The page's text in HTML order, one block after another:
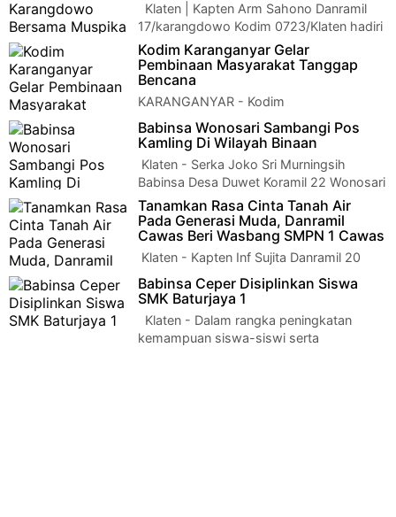
Klaten | Kapten Arm Sahono Danramil
17/karangdowo Kodim 0723/Klaten hadiri
senam bersama lintas sektoral Keca…
Kodim Karanganyar Gelar
Pembinaan Masyarakat Tanggap
Bencana
KARANGANYAR - Kodim
0727/Karanganyar menyelenggarakan
kegiatan pembinaan masyarakat tanggap bencana tahun 2022.
Dengan m…
Babinsa Wonosari Sambangi Pos
Kamling Di Wilayah Binaan
Klaten - Serka Joko Sri Murningsih
Babinsa Desa Duwet Koramil 22 Wonosari
Kodim 0723 Klaten menyambangi pos ronda Dukuh…
Tanamkan Rasa Cinta Tanah Air
Pada Generasi Muda, Danramil
Cawas Beri Wasbang SMPN 1 Cawas
Klaten - Kapten Inf Sujita Danramil 20
Cawas Kodim 0723 Klaten memberikan
Wawasan Kebangsaan (Wasbang) dan Cinta Tanah …
Babinsa Ceper Disiplinkan Siswa
SMK Baturjaya 1
Klaten - Dalam rangka peningkatan
kemampuan siswa-siswi serta